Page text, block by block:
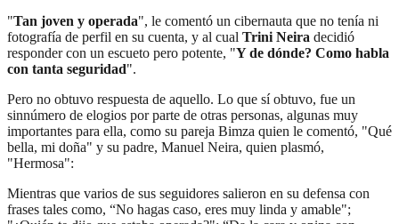
"Tan joven y operada", le comentó un cibernauta que no tenía ni
fotografía de perfil en su cuenta, y al cual Trini Neira decidió
responder con un escueto pero potente, "Y de dónde? Como habla
con tanta seguridad".
Pero no obtuvo respuesta de aquello. Lo que sí obtuvo, fue un
sinnúmero de elogios por parte de otras personas, algunas muy
importantes para ella, como su pareja Bimza quien le comentó, "Qué
bella, mi doña" y su padre, Manuel Neira, quien plasmó,
"Hermosa":
Mientras que varios de sus seguidores salieron en su defensa con
frases tales como, “No hagas caso, eres muy linda y amable";